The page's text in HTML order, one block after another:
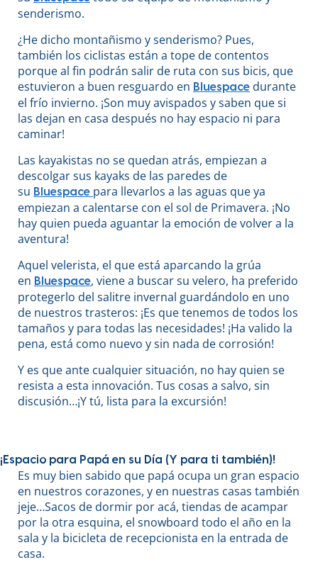
senderismo.
¿He dicho montañismo y senderismo? Pues,
también los ciclistas están a tope de contentos
porque al fin podrán salir de ruta con sus bicis, que
estuvieron a buen resguardo en Bluespace durante
el frío invierno. ¡Son muy avispados y saben que si
las dejan en casa después no hay espacio ni para
caminar!
Las kayakistas no se quedan atrás, empiezan a
descolgar sus kayaks de las paredes de
su Bluespace para llevarlos a las aguas que ya
empiezan a calentarse con el sol de Primavera. ¡No
hay quien pueda aguantar la emoción de volver a la
aventura!
Aquel velerista, el que está aparcando la grúa
en Bluespace, viene a buscar su velero, ha preferido
protegerlo del salitre invernal guardándolo en uno
de nuestros trasteros: ¡Es que tenemos de todos los
tamaños y para todas las necesidades! ¡Ha valido la
pena, está como nuevo y sin nada de corrosión!
Y es que ante cualquier situación, no hay quien se
resista a esta innovación. Tus cosas a salvo, sin
discusión…¡Y tú, lista para la excursión!
¡Espacio para Papá en su Día (Y para ti también)!
Es muy bien sabido que papá ocupa un gran espacio
en nuestros corazones, y en nuestras casas también
jeje…Sacos de dormir por acá, tiendas de acampar
por la otra esquina, el snowboard todo el año en la
sala y la bicicleta de recepcionista en la entrada de
casa.